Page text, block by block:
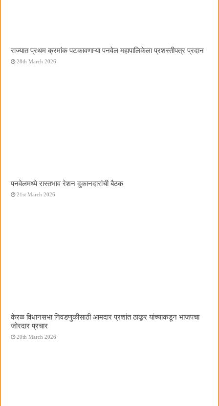
राज्यात प्रथम क्रमांक पटकावणाऱ्या पनवेल महापालिकेला प्रशस्तीपत्र प्रदान
28th March 2026
पनवेलमध्ये रास्तभाव रेशन दुकानदारांची बैठक
21st March 2026
केरळ विधानसभा निवडणुकीसाठी आमदार प्रशांत ठाकूर यांच्याकडून भाजपचा
जोरदार प्रचार
20th March 2026